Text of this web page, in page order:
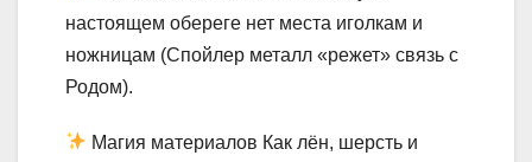
настоящем обереге нет места иголкам и
ножницам (Спойлер металл «режет» связь с
Родом).
Магия материалов Как лён, шерсть и